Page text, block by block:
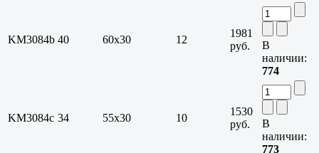
KM3084b 40 60х30 12
1981
руб.
В
наличии:
774
KM3084c 34 55х30 10
1530
руб.
В
наличии:
773